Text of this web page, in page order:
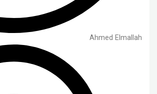
Ahmed Elmallah